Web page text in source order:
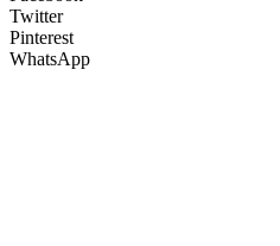
Twitter
Pinterest
WhatsApp